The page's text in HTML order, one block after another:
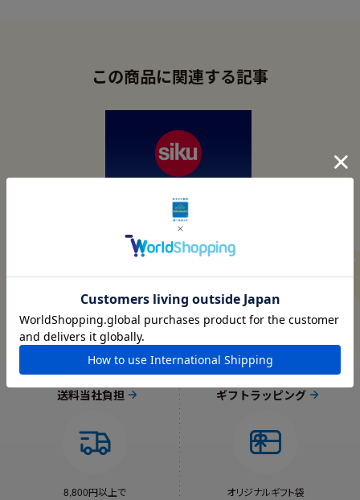
この商品に関連する記事
憧れを手のひらに
送料当社負担
8,800円以上で
ギフトラッピング
オリジナルギフト袋